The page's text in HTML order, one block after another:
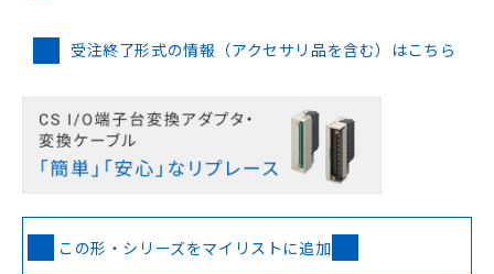
受注終了形式の情報（アクセサリ品を含む）はこちら
この形・シリーズをマイリストに追加